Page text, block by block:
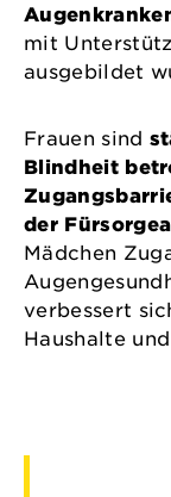
mit
ausgebildet
Frauen sind
Blindheit
der
Mädchen
verbessert
Haushalte